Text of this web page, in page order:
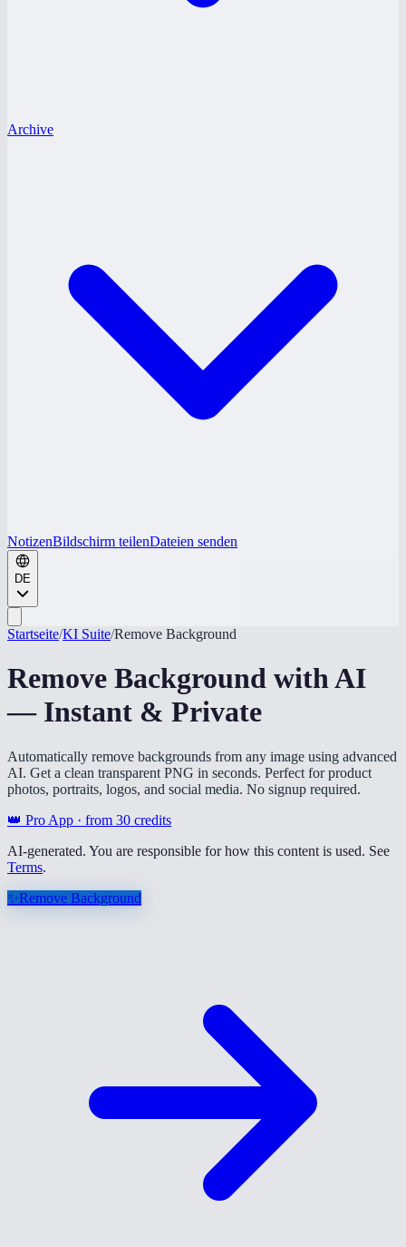
Archive
NotizenBildschirm teilenDateien senden
DE
Startseite/KI Suite/Remove Background
Remove Background with AI
— Instant & Private
Automatically remove backgrounds from any image using advanced
AI. Get a clean transparent PNG in seconds. Perfect for product
photos, portraits, logos, and social media. No signup required.
👑 Pro App · from 30 credits
AI-generated. You are responsible for how this content is used. See
Terms.
✨Remove Background